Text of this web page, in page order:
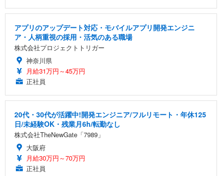
アプリのアップデート対応・モバイルアプリ開発エンジニ
ア・人柄重視の採用・活気のある職場
株式会社プロジェクトトリガー
神奈川県
月給31万円～45万円
正社員
20代・30代が活躍中!開発エンジニア/フルリモート・年休125
日/未経験OK・残業月6h/転勤なし
株式会社TheNewGate「7989」
大阪府
月給30万円～70万円
正社員